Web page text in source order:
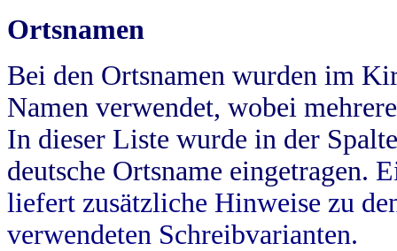
Ortsnamen
Bei den Ortsnamen wurden im
Namen verwendet, wobei
In dieser Liste wurde in der
deutsche Ortsname eingetragen.
liefert zusätzliche Hinweise zu
verwendeten Schreibvarianten.